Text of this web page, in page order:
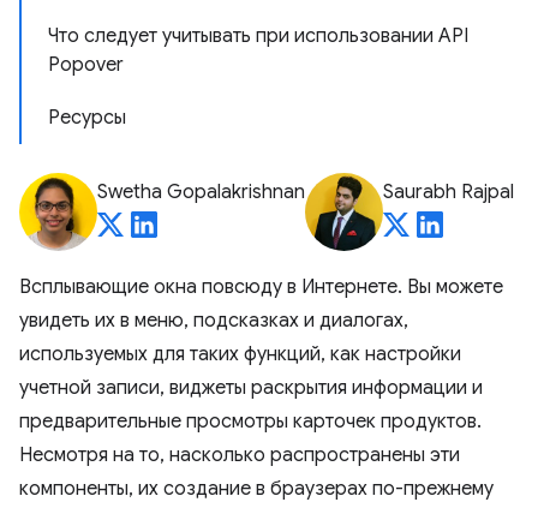
Что следует учитывать при использовании API
Popover
Ресурсы
Swetha Gopalakrishnan Saurabh Rajpal
Всплывающие окна повсюду в Интернете. Вы можете
увидеть их в меню, подсказках и диалогах,
используемых для таких функций, как настройки
учетной записи, виджеты раскрытия информации и
предварительные просмотры карточек продуктов.
Несмотря на то, насколько распространены эти
компоненты, их создание в браузерах по-прежнему